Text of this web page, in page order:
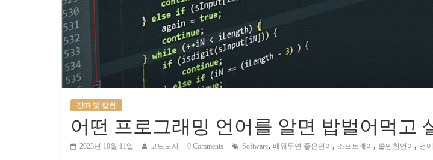
강좌 및 칼럼
어떤 프로그래밍 언어를 알면 밥벌어먹고
2023년 10월 11일 코드도사 0 Comments Software, 배워두면 좋은언어 , 소프트웨어 , 쓸만한언어 , 언어